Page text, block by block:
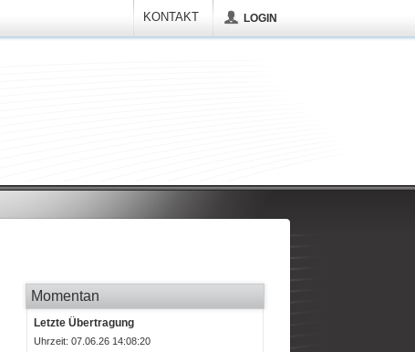
KONTAKT LOGIN
Momentan
Letzte Übertragung
Uhrzeit: 07.06.26 14:08:20